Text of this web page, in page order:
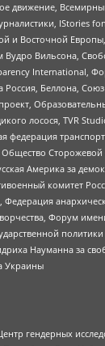
Восточной
Вильсона,
International,
Беллона,
лосося, TVR
Америка за
комитет
Форум
Науманна за
Украины
гендерных